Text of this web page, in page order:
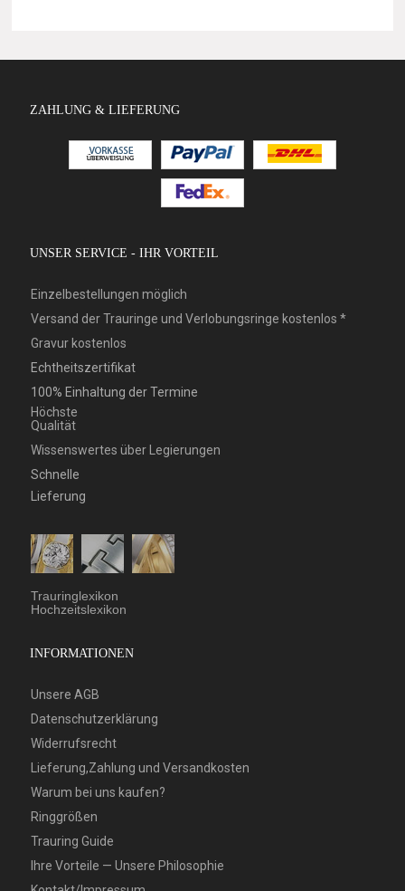
ZAHLUNG & LIEFERUNG
UNSER SERVICE - IHR VORTEIL
Einzelbestellungen möglich
Versand der Trauringe und Verlobungsringe kostenlos *
Gravur kostenlos
Echtheitszertifikat
100% Einhaltung der Termine
Höchste
Qualität
Wissenswertes über Legierungen
Schnelle
Lieferung
Trauringlexikon
Hochzeitslexikon
INFORMATIONEN
Unsere AGB
Datenschutzerklärung
Widerrufsrecht
Lieferung,Zahlung und Versandkosten
Warum bei uns kaufen?
Ringgrößen
Trauring Guide
Ihre Vorteile — Unsere Philosophie